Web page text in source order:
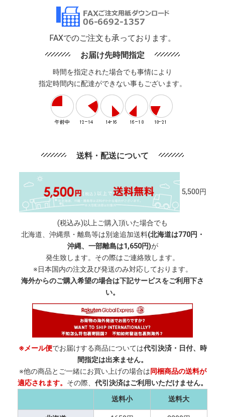
FAXでのご注文も承っております。
お届け先時間指定
時間を指定された場合でも事情により
指定時間内に配達ができない事もございます。
送料・配送について
5,500円
(税込み)以上ご購入頂いた場合でも
北海道、沖縄県・離島等は別途追加送料(北海道は770円・
沖縄、一部離島は1,650円)が
発生致します。その際はご連絡致します。
※日本国内の注文及び発送のみ対応しております。
海外からのご購入希望の場合は下記サービスをご利用下さ
い。
※メール便でお届けする商品については代引決済・日付、時
間指定は出来ません。
※他の商品とご一緒にお買い上げの場合は同梱商品の送料が
適応されます。 その際、 代引決済はご利用いただけません。
送料小
送料大